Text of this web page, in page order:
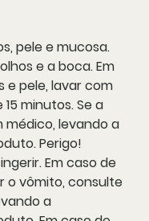
pele e mucosa.
e a boca. Em
e pele, lavar com
minutos. Se a
levando a
Perigo!
Em caso de
o vômito, consulte
a